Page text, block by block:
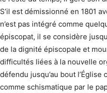
S’il est démissionné en 1801
n’est pas intégré comme
épiscopat, il se considère
de la dignité épiscopale et
difficultés liées à la nouvelle
défendu jusqu’au bout
comme schismatique par le